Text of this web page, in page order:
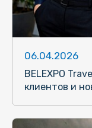
06.04.2026
BELEXPO
клиентов и